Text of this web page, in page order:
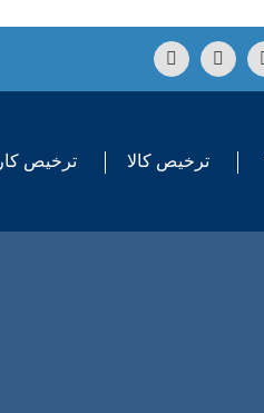
ترخیص کالا ترخیص کار